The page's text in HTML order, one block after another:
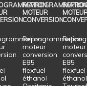
REPROGRAMMATION
MOTEUR
CONVERSION
Reprogrammation
moteur
conversion
E85
flexfuel
éthanol
moteur
E85
flexfuel
éthanol